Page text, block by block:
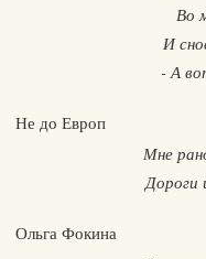
Во
И
- А
Не до Европ
Мне
Дороги
Ольга Фокина